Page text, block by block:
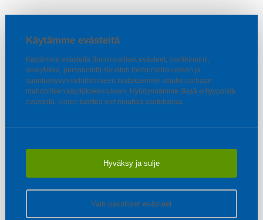
Käytämme evästeitä
Käytämme evästeitä (toiminnalliset evästeet, markkinointi,
analytiikka, personointi) sivuston toiminnallisuuksien ja
suorituskyvyn kehittämiseen taataksemme sinulle parhaan
mahdollisen käyttökokemuksen. Hyödynnämme tässä erityyppisiä
evästeitä, joiden käyttöä voit muuttaa asetuksissa.
Hyväksy ja sulje
Vain pakolliset evästeet